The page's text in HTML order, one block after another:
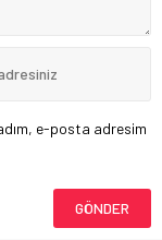
e-posta adresim